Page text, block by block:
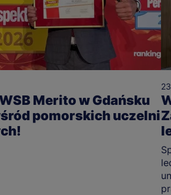
Merito w Gdańsku
pomorskich uczelni